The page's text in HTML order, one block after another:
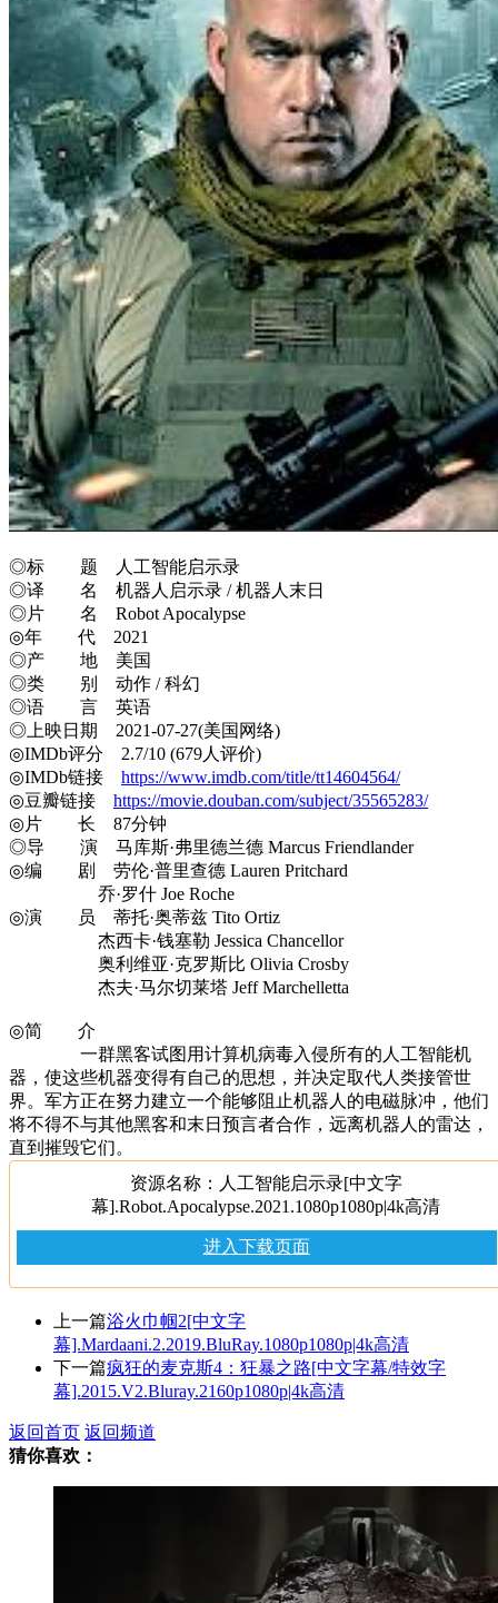
◎标 题 人工智能启示录
◎译 名 机器人启示录 / 机器人末日
◎片 名 Robot Apocalypse
◎年 代 2021
◎产 地 美国
◎类 别 动作 / 科幻
◎语 言 英语
◎上映日期 2021-07-27(美国网络)
◎IMDb评分 2.7/10 (679人评价)
◎IMDb链接 https://www.imdb.com/title/tt14604564/
◎豆瓣链接 https://movie.douban.com/subject/35565283/
◎片 长 87分钟
◎导 演 马库斯·弗里德兰德 Marcus Friendlander
◎编 剧 劳伦·普里查德 Lauren Pritchard
乔·罗什 Joe Roche
◎演 员 蒂托·奥蒂兹 Tito Ortiz
杰西卡·钱塞勒 Jessica Chancellor
奥利维亚·克罗斯比 Olivia Crosby
杰夫·马尔切莱塔 Jeff Marchelletta
◎简 介
一群黑客试图用计算机病毒入侵所有的人工智能机
器，使这些机器变得有自己的思想，并决定取代人类接管世
界。军方正在努力建立一个能够阻止机器人的电磁脉冲，他们
将不得不与其他黑客和末日预言者合作，远离机器人的雷达，
直到摧毁它们。
资源名称：人工智能启示录[中文字
幕].Robot.Apocalypse.2021.1080p1080p|4k高清
进入下载页面
上一篇浴火巾帼2[中文字
幕].Mardaani.2.2019.BluRay.1080p1080p|4k高清
下一篇疯狂的麦克斯4：狂暴之路[中文字幕/特效字
幕].2015.V2.Bluray.2160p1080p|4k高清
返回首页 返回频道
猜你喜欢：